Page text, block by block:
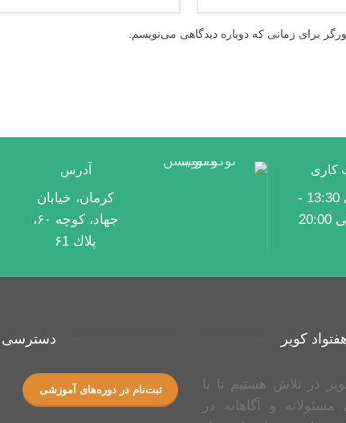
برای زمانی که دوباره دیدگاهی می‌نویسم.
آدرس
كرمان، خیابان
جهاد، كوچه ۶۰،
پلاك ۶1
کاری
8:00 الی 13:30 -
دسترسی
ثبت‌نام در دوره‌های آموزشی
کویر
در تلاش هستیم تا با
و آگاهانه در